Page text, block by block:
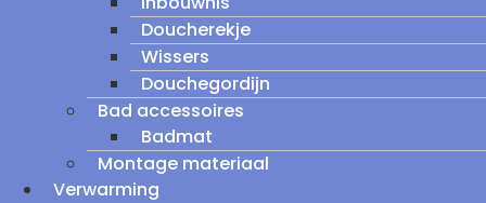
Doucherekje
Wissers
Douchegordijn
Bad accessoires
Badmat
Montage materiaal
Verwarming